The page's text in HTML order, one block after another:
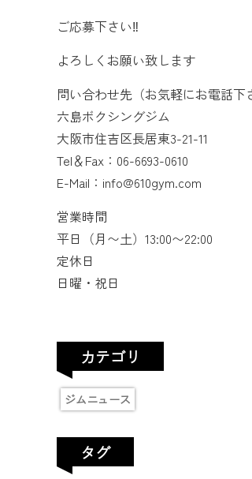
ご応募下さい‼️
よろしくお願い致します
問い合わせ先（お気軽にお電話下
六島ボクシングジム
大阪市住吉区長居東3-21-11
Tel＆Fax：06-6693-0610
E-Mail：info@610gym.com
営業時間
平日（月〜土）13:00〜22:00
定休日
日曜・祝日
カテゴリ
ジムニュース
タグ